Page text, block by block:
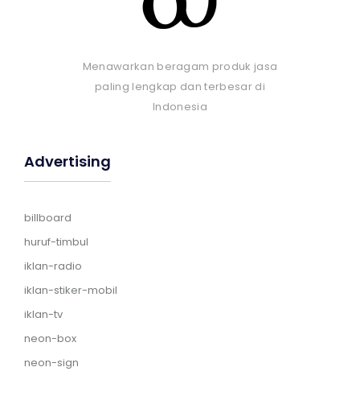
Menawarkan beragam produk jasa
paling lengkap dan terbesar di
Indonesia
Advertising
billboard
huruf-timbul
iklan-radio
iklan-stiker-mobil
iklan-tv
neon-box
neon-sign